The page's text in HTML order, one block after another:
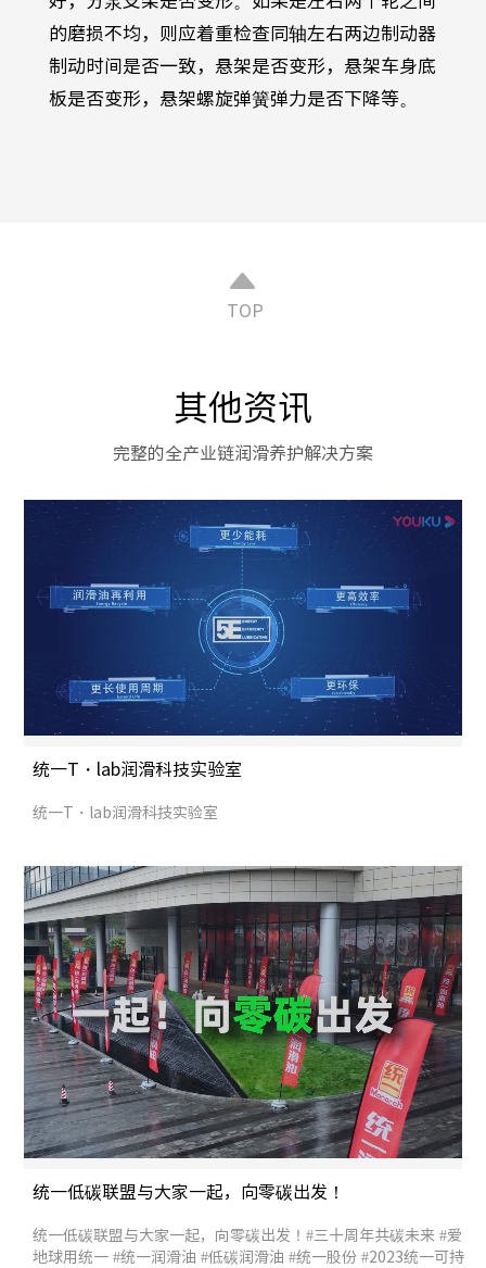
的磨损不均，则应着重检查同轴左右两边制动器
制动时间是否一致，悬架是否变形，悬架车身底
板是否变形，悬架螺旋弹簧弹力是否下降等。
TOP
其他资讯
完整的全产业链润滑养护解决方案
统一T・lab润滑科技实验室
统一T・lab润滑科技实验室
统一低碳联盟与大家一起，向零碳出发！
统一低碳联盟与大家一起，向零碳出发！#三十周年共碳未来 #爱
地球用统一 #统一润滑油 #低碳润滑油 #统一股份 #2023统一可持